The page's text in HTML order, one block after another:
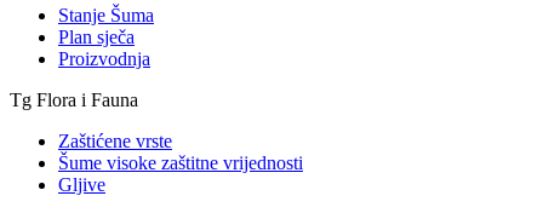
Stanje Šuma
Plan sječa
Proizvodnja
Tg Flora i Fauna
Zaštićene vrste
Šume visoke zaštitne vrijednosti
Gljive